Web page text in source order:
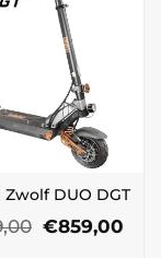
DUO DGT
El
€859,00